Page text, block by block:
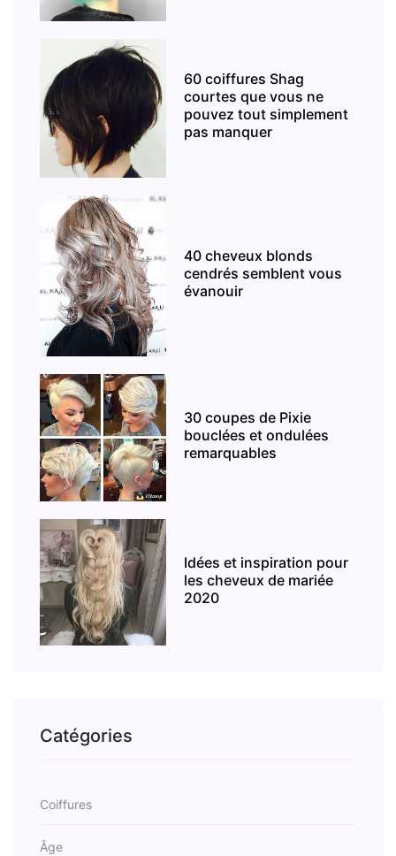
60 coiffures Shag
courtes que vous ne
pouvez tout simplement
pas manquer
40 cheveux blonds
cendrés semblent vous
évanouir
30 coupes de Pixie
bouclées et ondulées
remarquables
Idées et inspiration pour
les cheveux de mariée
2020
Catégories
Coiffures
Âge